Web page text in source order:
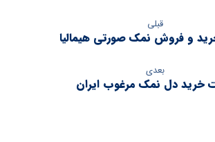
قبلی
و فروش نمک صورتی هیمالیا
بعدی
خرید دل نمک مرغوب ایران